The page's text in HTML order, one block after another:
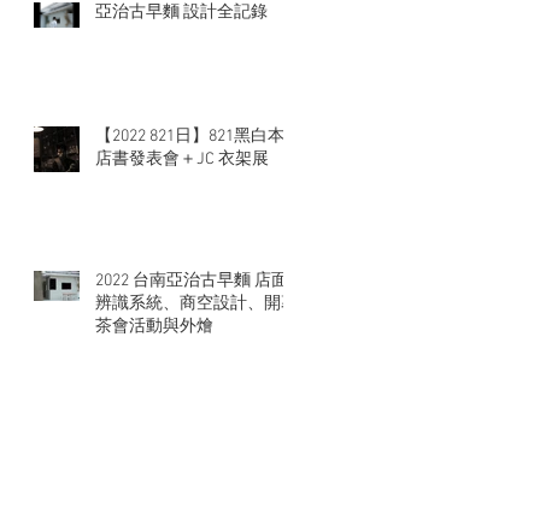
亞治古早麵 設計全記錄
【2022 821日】821黑白本
店書發表會＋JC 衣架展
2022 台南亞治古早麵 店面
辨識系統、商空設計、開幕
茶會活動與外燴